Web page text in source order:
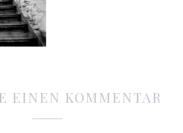
EINEN KOMMENTAR